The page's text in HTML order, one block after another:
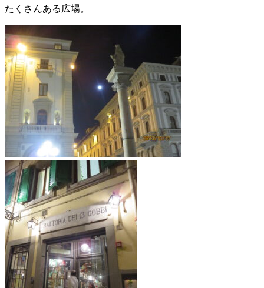
たくさんある広場。